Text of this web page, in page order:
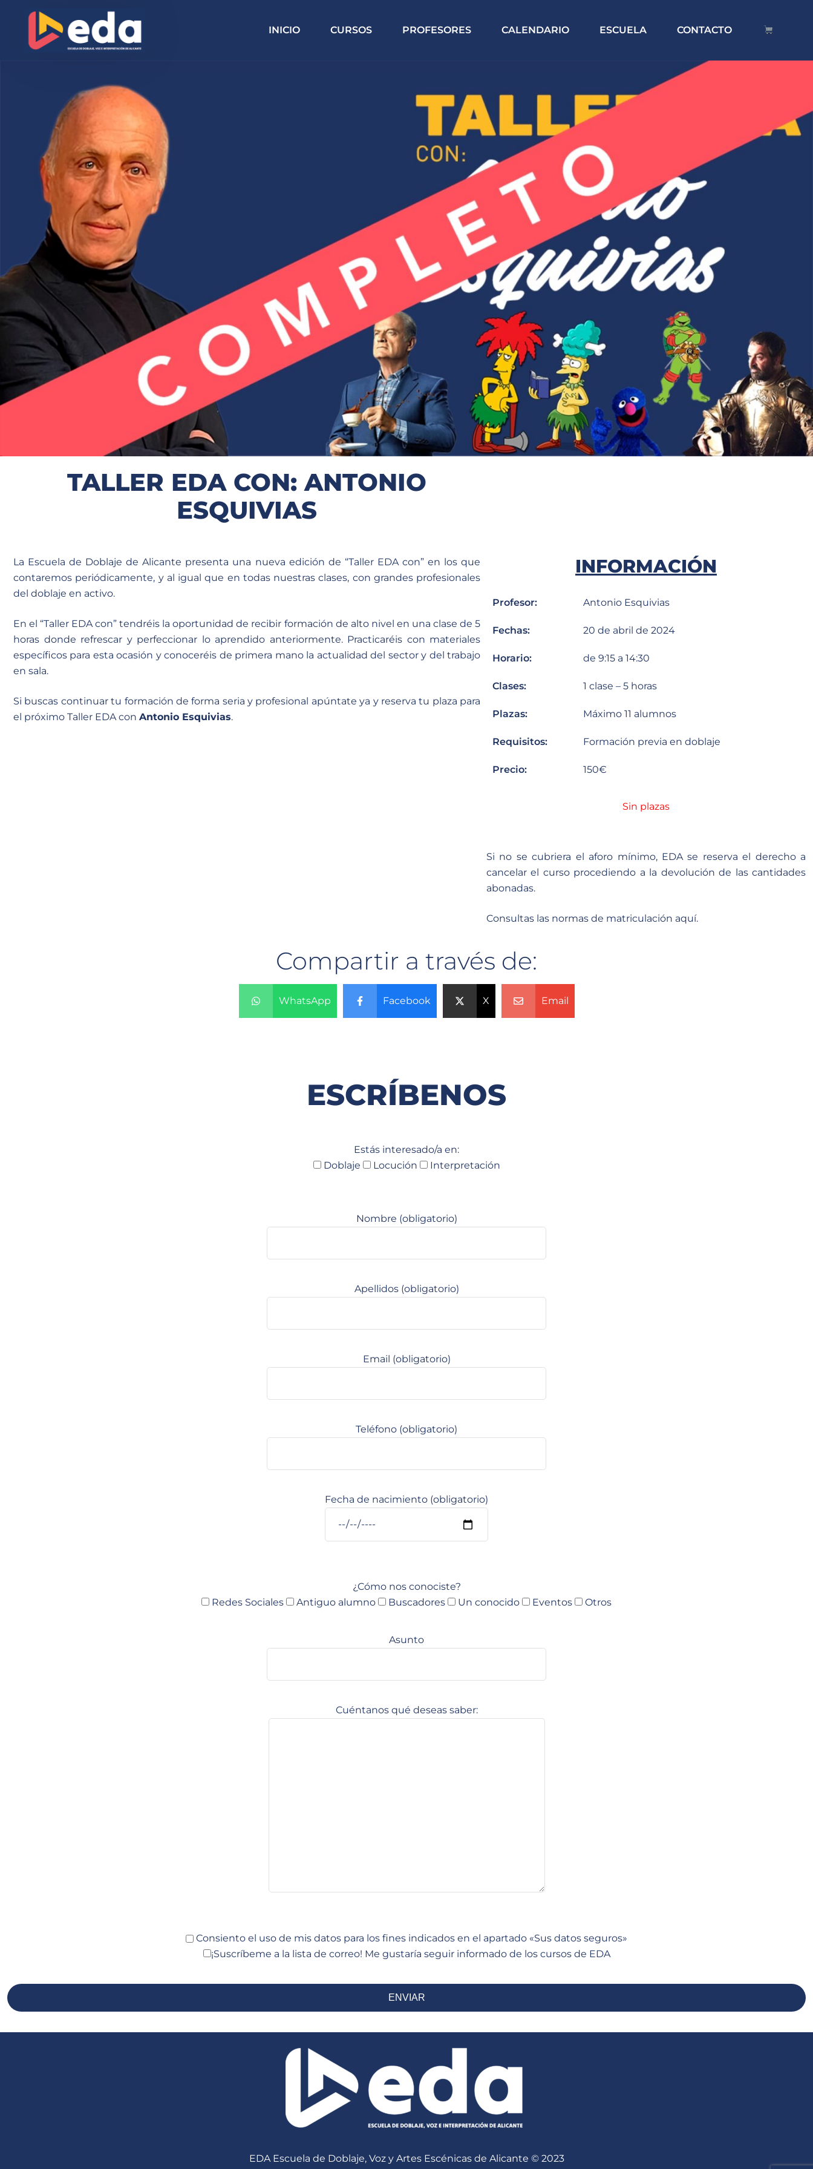
INICIO CURSOS PROFESORES CALENDARIO ESCUELA CONTACTO
TALLER EDA CON: ANTONIO
ESQUIVIAS
La Escuela de Doblaje de Alicante presenta una nueva edición de “Taller EDA con” en los que
contaremos periódicamente, y al igual que en todas nuestras clases, con grandes profesionales
del doblaje en activo.
En el “Taller EDA con” tendréis la oportunidad de recibir formación de alto nivel en una clase de 5
horas donde refrescar y perfeccionar lo aprendido anteriormente. Practicaréis con materiales
específicos para esta ocasión y conoceréis de primera mano la actualidad del sector y del trabajo
en sala.
Si buscas continuar tu formación de forma seria y profesional apúntate ya y reserva tu plaza para
el próximo Taller EDA con Antonio Esquivias.
INFORMACIÓN
Profesor: Antonio Esquivias
Fechas: 20 de abril de 2024
Horario: de 9:15 a 14:30
Clases: 1 clase – 5 horas
Plazas: Máximo 11 alumnos
Requisitos: Formación previa en doblaje
Precio: 150€
Sin plazas
Si no se cubriera el aforo mínimo, EDA se reserva el derecho a
cancelar el curso procediendo a la devolución de las cantidades
abonadas.
Consultas las normas de matriculación aquí.
Compartir a través de:
WhatsApp Facebook X Email
ESCRÍBENOS
Estás interesado/a en:
Doblaje
Locución Interpretación
Nombre (obligatorio)
Apellidos (obligatorio)
Email (obligatorio)
Teléfono (obligatorio)
Fecha de nacimiento (obligatorio)
¿Cómo nos conociste?
Redes Sociales
Antiguo alumno Buscadores Un conocido Eventos Otros
Asunto
Cuéntanos qué deseas saber:
Consiento el uso de mis datos para los fines indicados en el apartado «Sus datos seguros»
¡Suscríbeme a la lista de correo! Me gustaría seguir informado de los cursos de EDA
EDA Escuela de Doblaje, Voz y Artes Escénicas de Alicante © 2023